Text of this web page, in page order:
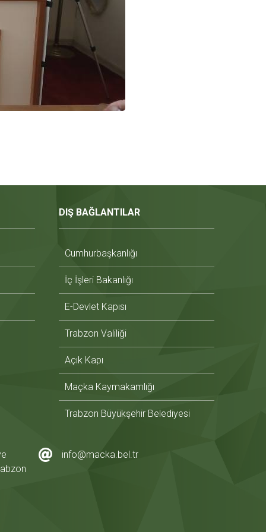
DIŞ BAĞLANTILAR
Cumhurbaşkanlığı
İç İşleri Bakanlığı
E-Devlet Kapısı
Trabzon Valiliği
Açık Kapı
Maçka Kaymakamlığı
Trabzon Büyükşehir Belediyesi
info@macka.bel.tr